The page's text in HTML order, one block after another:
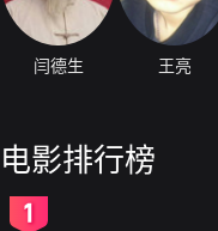
闫德生 王亮
电影排行榜